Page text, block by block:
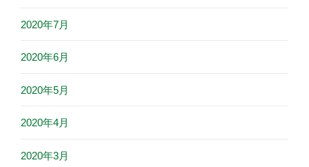
2020年7月
2020年6月
2020年5月
2020年4月
2020年3月